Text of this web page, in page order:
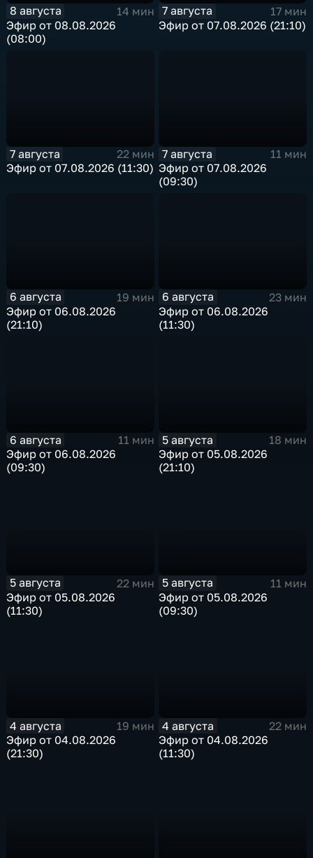
8 августа
14 мин
Эфир от 08.08.2026
(08:00)
7 августа
17 мин
Эфир от 07.08.2026 (21:10)
7 августа
22 мин
Эфир от 07.08.2026 (11:30)
7 августа
11 мин
Эфир от 07.08.2026
(09:30)
6 августа
19 мин
Эфир от 06.08.2026
(21:10)
6 августа
23 мин
Эфир от 06.08.2026
(11:30)
6 августа
11 мин
Эфир от 06.08.2026
(09:30)
5 августа
18 мин
Эфир от 05.08.2026
(21:10)
5 августа
22 мин
Эфир от 05.08.2026
(11:30)
5 августа
11 мин
Эфир от 05.08.2026
(09:30)
4 августа
19 мин
Эфир от 04.08.2026
(21:30)
4 августа
22 мин
Эфир от 04.08.2026
(11:30)